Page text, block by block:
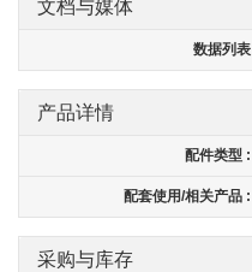
文档与媒体
数据列表
产品详情
配件类型 :
配套使用/相关产品 :
采购与库存